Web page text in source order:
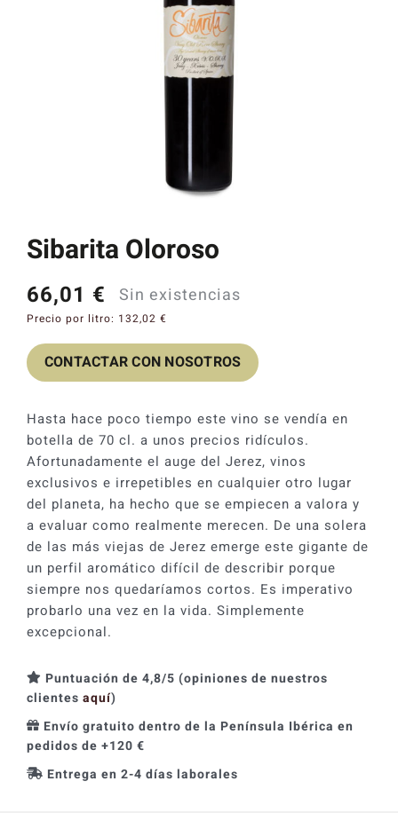
Sibarita Oloroso
66,01 € Sin existencias
Precio por litro: 132,02 €
CONTACTAR CON NOSOTROS
Hasta hace poco tiempo este vino se vendía en
botella de 70 cl. a unos precios ridículos.
Afortunadamente el auge del Jerez, vinos
exclusivos e irrepetibles en cualquier otro lugar
del planeta, ha hecho que se empiecen a valora y
a evaluar como realmente merecen. De una solera
de las más viejas de Jerez emerge este gigante de
un perfil aromático difícil de describir porque
siempre nos quedaríamos cortos. Es imperativo
probarlo una vez en la vida. Simplemente
excepcional.
Puntuación de 4,8/5 (opiniones de nuestros
clientes aquí)
Envío gratuito dentro de la Península Ibérica en
pedidos de +120 €
Entrega en 2-4 días laborales